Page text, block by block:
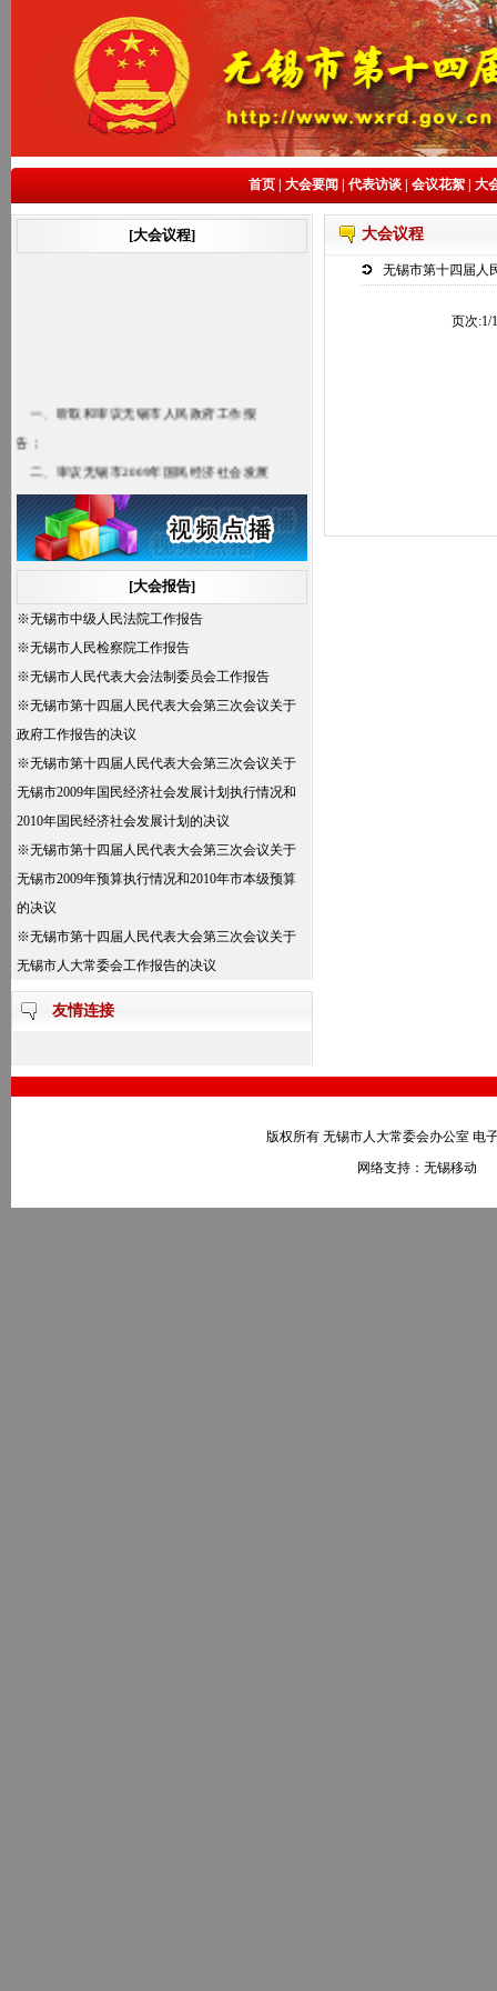
首页 大会要闻 代表访谈 会议花絮 大
[大会议程]
一、听取和审议无锡市人民政府工作报
告；
二、审议无锡市2009年国民经济社会发展
计划执行情况和2010年国民经济社会发展计
划草案的报告，审查和批准无锡市2009年国
民经济社会发展计划执行情况的报告和2010
年国民经济社会发展计划；
三、审议无锡市2009年预算执行情况和
2010年预算草案的报告，审查和批准2009年
市本级预算执行情况的报告和2010年市本级
预算；
四、审议无锡市人民政府关于办理市十四
届人大二次会议代表议案和建议情况的报
告；
五、听取和审议无锡市人大常委会工作报
告；
六、听取和审议无锡市中级人民法院工作
报告；
七、听取和审议无锡市人民检察院工作报
告；
八、选举。
[大会报告]
※无锡市中级人民法院工作报告
※无锡市人民检察院工作报告
※无锡市人民代表大会法制委员会工作报告
※无锡市第十四届人民代表大会第三次会议关于
政府工作报告的决议
※无锡市第十四届人民代表大会第三次会议关于
无锡市2009年国民经济社会发展计划执行情况和
2010年国民经济社会发展计划的决议
※无锡市第十四届人民代表大会第三次会议关于
无锡市2009年预算执行情况和2010年市本级预算
的决议
※无锡市第十四届人民代表大会第三次会议关于
无锡市人大常委会工作报告的决议
友情连接
大会议程
无锡市第十四届人
页次:1/1
版权所有 无锡市人大常委会办公室 电
网络支持：无锡移动